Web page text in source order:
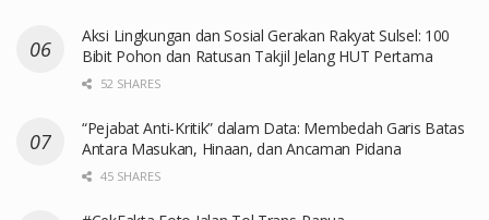
Aksi Lingkungan dan Sosial Gerakan Rakyat Sulsel: 100
Bibit Pohon dan Ratusan Takjil Jelang HUT Pertama
52 SHARES
“Pejabat Anti-Kritik” dalam Data: Membedah Garis Batas
Antara Masukan, Hinaan, dan Ancaman Pidana
45 SHARES